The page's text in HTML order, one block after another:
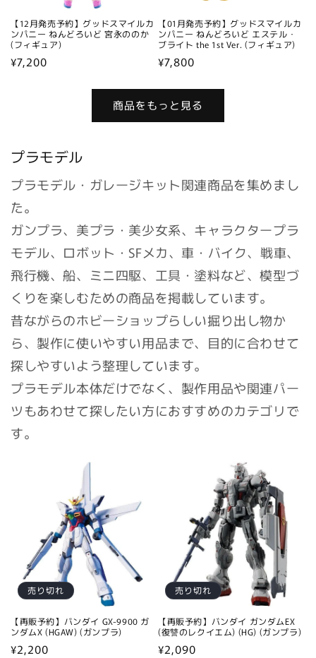
【12月発売予約】グッドスマイルカ
ンパニー ねんどろいど 宮永ののか
(フィギュア)
通
¥7,200
【01月発売予約】グッドスマイルカ
ンパニー ねんどろいど エステル・
ブライト the 1st Ver. (フィギュア)
通
格
¥7,800
商品をもっと見る
プラモデル
プラモデル・ガレージキット関連商品を集めまし
た。
ガンプラ、美プラ・美少女系、キャラクタープラ
モデル、ロボット・SFメカ、車・バイク、戦車、
飛行機、船、ミニ四駆、工具・塗料など、模型づ
くりを楽しむための商品を掲載しています。
昔ながらのホビーショップらしい掘り出し物か
ら、製作に使いやすい用品まで、目的に合わせて
探しやすいよう整理しています。
プラモデル本体だけでなく、製作用品や関連パー
ツもあわせて探したい方におすすめのカテゴリで
す。
売り切れ
【再販予約】バンダイ GX-9900 ガ
ンダムX (HGAW) (ガンプラ)
通
¥2,200
売り切れ
【再販予約】バンダイ ガンダムEX
(復讐のレクイエム) (HG) (ガンプラ)
通
¥2,090